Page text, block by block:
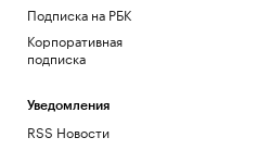
Подписка на РБК
Корпоративная
подписка
Уведомления
RSS Новости